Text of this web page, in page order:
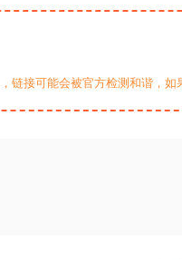
链接可能会被官方检测和谐，